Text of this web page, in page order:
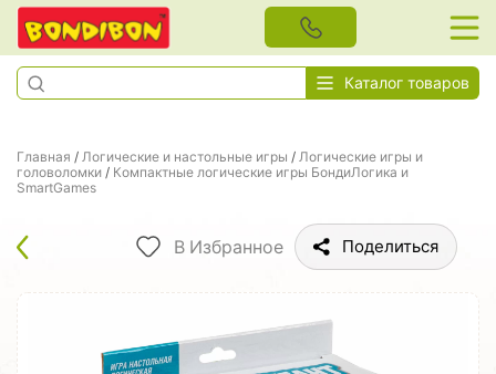
Каталог товаров
Главная / Логические и настольные игры / Логические игры и
головоломки / Компактные логические игры БондиЛогика и
SmartGames
В Избранное Поделиться